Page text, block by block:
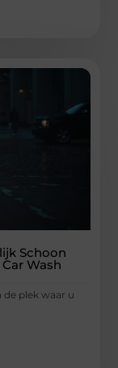
Schoon
Wash
plek waar u